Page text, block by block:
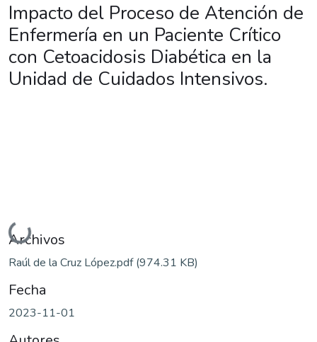
Impacto del Proceso de Atención de
Enfermería en un Paciente Crítico
con Cetoacidosis Diabética en la
Unidad de Cuidados Intensivos.
Cargando...
Archivos
Raúl de la Cruz López.pdf(974.31 KB)
Fecha
2023-11-01